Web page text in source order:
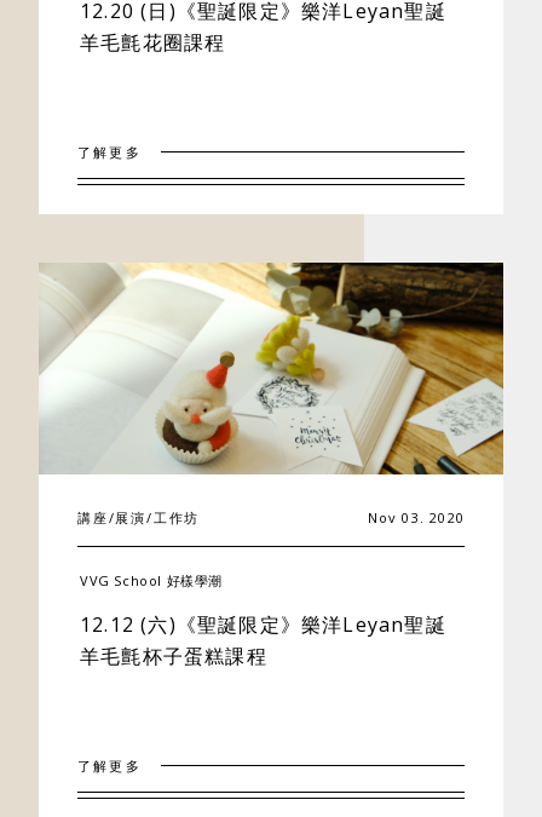
12.20 (日)《聖誕限定》樂洋Leyan聖誕
羊毛氈花圈課程
了解更多
講座/展演/工作坊 Nov 03. 2020
VVG School 好樣學潮
12.12 (六)《聖誕限定》樂洋Leyan聖誕
羊毛氈杯子蛋糕課程
了解更多